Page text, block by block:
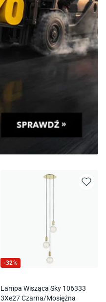
-32%
Lampa Wisząca Sky 106333
3Xe27 Czarna/Mosiężna